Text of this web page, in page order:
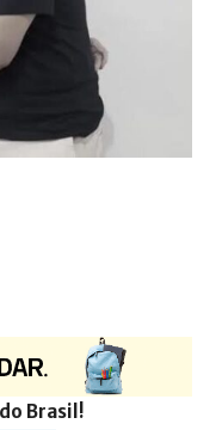
Brasil!